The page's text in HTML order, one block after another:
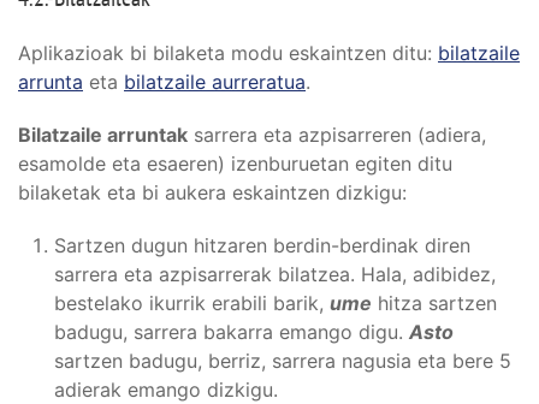
Aplikazioak bi bilaketa modu eskaintzen ditu: bilatzaile
arrunta eta bilatzaile aurreratua.
Bilatzaile arruntak sarrera eta azpisarreren (adiera,
esamolde eta esaeren) izenburuetan egiten ditu
bilaketak eta bi aukera eskaintzen dizkigu:
Sartzen dugun hitzaren berdin-berdinak diren
sarrera eta azpisarrerak bilatzea. Hala, adibidez,
bestelako ikurrik erabili barik, ume hitza sartzen
badugu, sarrera bakarra emango digu. Asto
sartzen badugu, berriz, sarrera nagusia eta bere 5
adierak emango dizkigu.